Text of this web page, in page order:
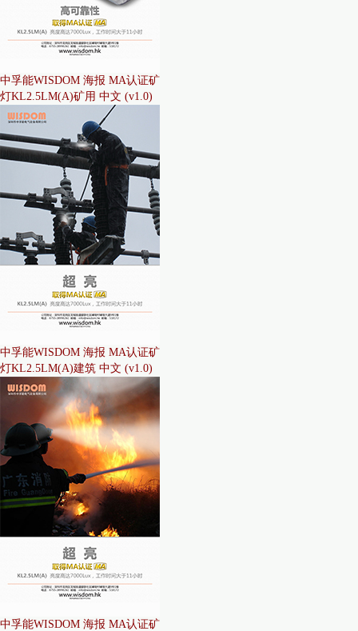
中孚能WISDOM 海报 MA认证矿
灯KL2.5LM(A)矿用 中文 (v1.0)
中孚能WISDOM 海报 MA认证矿
灯KL2.5LM(A)建筑 中文 (v1.0)
中孚能WISDOM 海报 MA认证矿